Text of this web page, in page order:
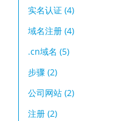
实名认证 (4)
域名注册 (4)
.cn域名 (5)
步骤 (2)
公司网站 (2)
注册 (2)